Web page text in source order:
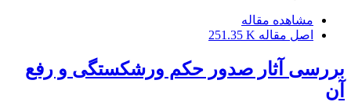
مشاهده مقاله
اصل مقاله 251.35 K
بررسی آثار صدور حکم ورشکستگی و رفع
آن